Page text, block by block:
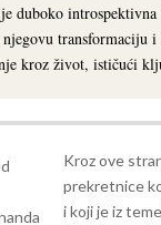
duboko
transformaciju
kroz život, ističući
Kroz ove
prekretnice
i koji je iz